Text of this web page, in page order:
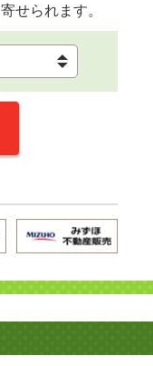
せられます。